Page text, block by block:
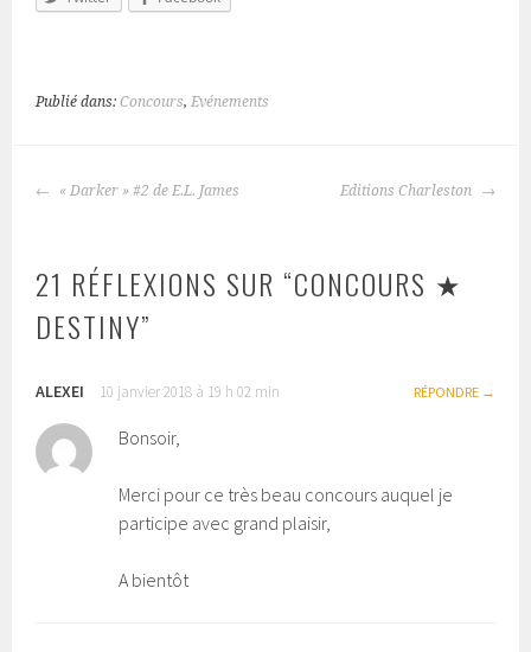
Publié dans:Concours, Evénements
ARTICLES
« Darker » #2 de E.L. James Editions Charleston
21 RÉFLEXIONS SUR “CONCOURS ★
DESTINY”
ALEXEI 10 janvier 2018 à 19 h 02 min RÉPONDRE
Bonsoir,
Merci pour ce très beau concours auquel je
participe avec grand plaisir,
A bientôt